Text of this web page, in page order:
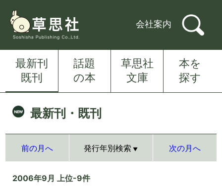
会社案内
最新刊
既刊
話題
の本
草思社
文庫
本を
探す
最新刊・既刊
前の月へ 発行年別検索 次の月へ
2006年9月 上位-9件